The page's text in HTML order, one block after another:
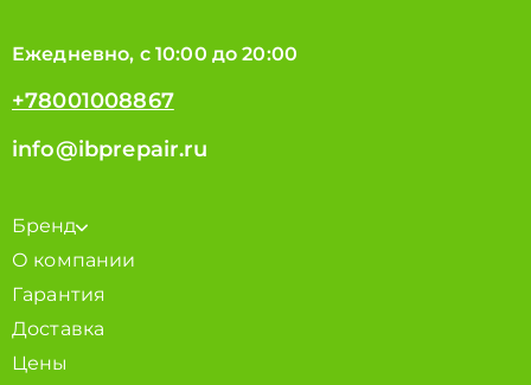
Ежедневно, с 10:00 до 20:00
+78001008867
info@ibprepair.ru
Бренд
О компании
Гарантия
Доставка
Цены